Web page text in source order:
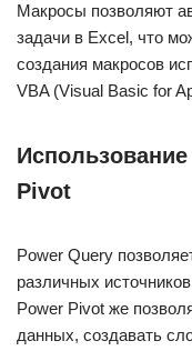
Макросы позволяют
задачи в Excel, что
создания макросов
VBA (Visual Basic for
Pivot
Power Query
различных
Power Pivot же
данных, создавать